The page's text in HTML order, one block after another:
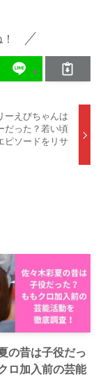
ーえびちゃんは
だった？若い頃
ピソードをリサ
の昔は子役だっ
ロ加入前の芸能